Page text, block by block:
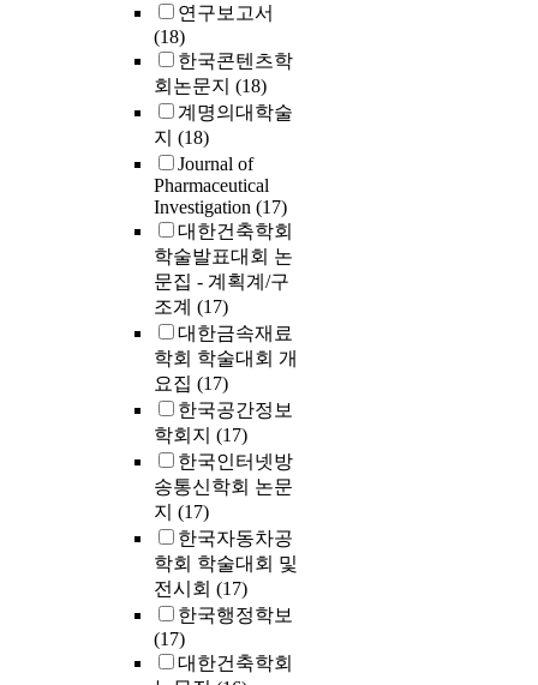
연구보고서
(18)
한국콘텐츠학
회논문지 (18)
계명의대학술
지 (18)
Journal of
Pharmaceutical
Investigation (17)
대한건축학회
학술발표대회 논
문집 - 계획계/구
조계 (17)
대한금속재료
학회 학술대회 개
요집 (17)
한국공간정보
학회지 (17)
한국인터넷방
송통신학회 논문
지 (17)
한국자동차공
학회 학술대회 및
전시회 (17)
한국행정학보
(17)
대한건축학회